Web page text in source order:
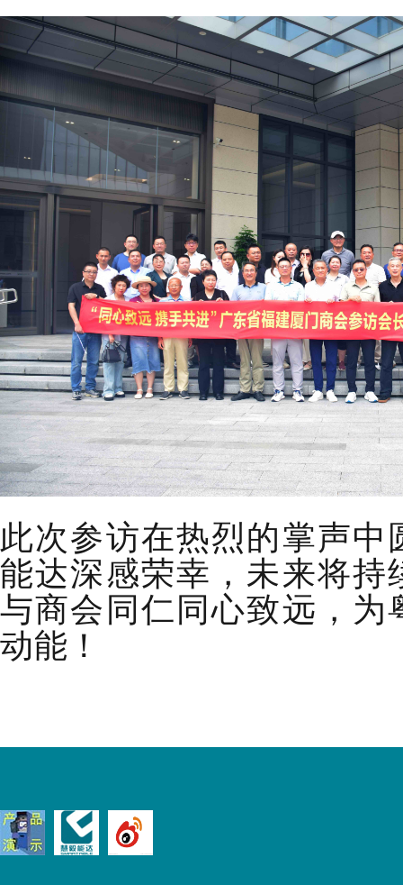
此次参访在热烈的掌声
能达深感荣幸，未来将
与商会同仁同心致远，
动能！